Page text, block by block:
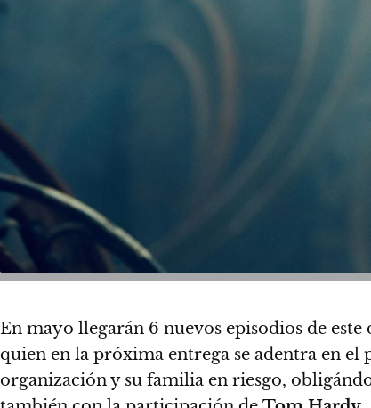
En mayo llegarán 6 nuevos episodios de
quien en la próxima entrega se adentra en
organización y su familia en riesgo,